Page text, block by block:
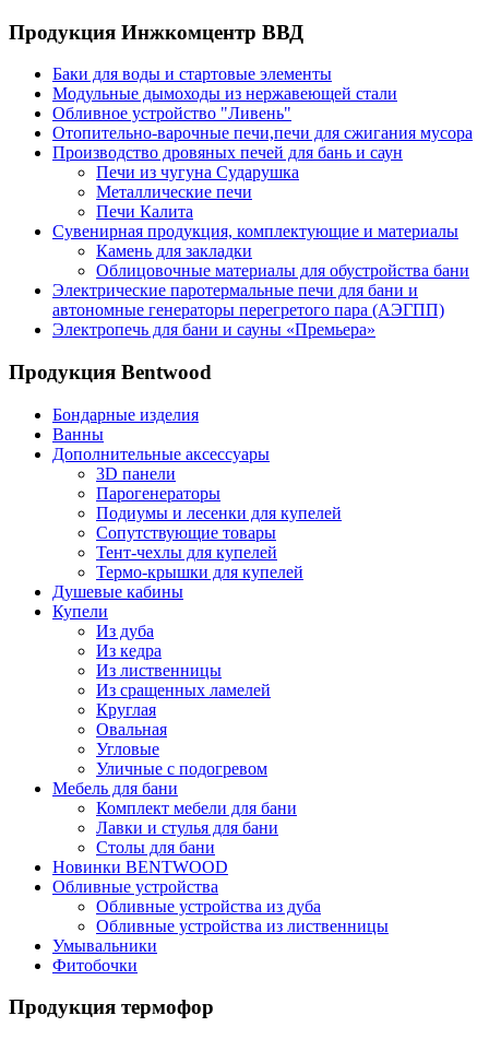
Продукция Инжкомцентр ВВД
Баки для воды и стартовые элементы
Модульные дымоходы из нержавеющей стали
Обливное устройство "Ливень"
Отопительно-варочные печи,печи для сжигания мусора
Производство дровяных печей для бань и саун
Печи из чугуна Сударушка
Металлические печи
Печи Калита
Сувенирная продукция, комплектующие и материалы
Камень для закладки
Облицовочные материалы для обустройства бани
Электрические паротермальные печи для бани и
автономные генераторы перегретого пара (АЭГПП)
Электропечь для бани и сауны «Премьера»
Продукция Bentwood
Бондарные изделия
Ванны
Дополнительные аксессуары
3D панели
Парогенераторы
Подиумы и лесенки для купелей
Сопутствующие товары
Тент-чехлы для купелей
Термо-крышки для купелей
Душевые кабины
Купели
Из дуба
Из кедра
Из лиственницы
Из сращенных ламелей
Круглая
Овальная
Угловые
Уличные с подогревом
Мебель для бани
Комплект мебели для бани
Лавки и стулья для бани
Столы для бани
Новинки BENTWOOD
Обливные устройства
Обливные устройства из дуба
Обливные устройства из лиственницы
Умывальники
Фитобочки
Продукция термофор